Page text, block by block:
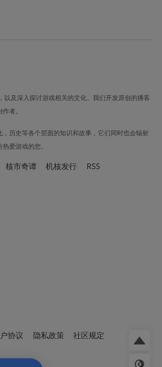
及深入探讨游戏相关的文化。我们开发原创的播客
者。
历史等各个层面的知识和故事，它们同时也会辐射
爱游戏的您。
核市奇谭 机核发行 RSS
协议 隐私政策
社区规定